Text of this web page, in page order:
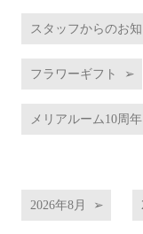
スタッフからのお
フラワーギフト
メリアルーム10周年
2026年8月